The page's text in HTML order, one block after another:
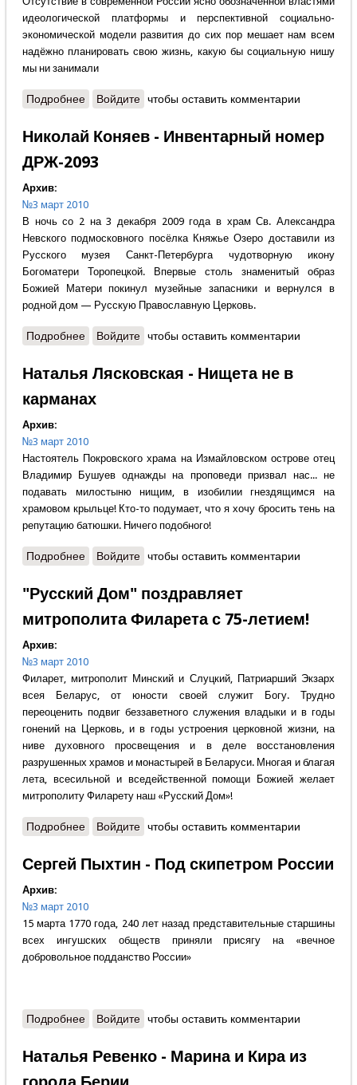
идеологической платформы и перспективной социально-
экономической модели развития до сих пор мешает нам всем
надёжно планировать свою жизнь, какую бы социальную нишу
мы ни занимали
Подробнеео Александр Полетаев - Круг замкнулся
Войдите чтобы оставить комментарии
Николай Коняев - Инвентарный номер
ДРЖ-2093
Архив:
№3 март 2010
В ночь со 2 на 3 декабря 2009 года в храм Св. Александра
Невского подмосковного посёлка Княжье Озеро доставили из
Русского музея Санкт-Петербурга чудотворную икону
Богоматери Торопецкой. Впервые столь знаменитый образ
Божией Матери покинул музейные запасники и вернулся в
родной дом — Русскую Православную Церковь.
Подробнеео Николай Коняев - Инвентарный номер ДРЖ-2093
Войдите чтобы оставить комментарии
Наталья Лясковская - Нищета не в
карманах
Архив:
№3 март 2010
Настоятель Покровского храма на Измайловском острове отец
Владимир Бушуев однажды на проповеди призвал нас... не
подавать милостыню нищим, в изобилии гнездящимся на
храмовом крыльце! Кто-то подумает, что я хочу бросить тень на
репутацию батюшки. Ничего подобного!
Подробнеео Наталья Лясковская - Нищета не в карманах
Войдите чтобы оставить комментарии
"Русский Дом" поздравляет
митрополита Филарета с 75-летием!
Архив:
№3 март 2010
Филарет, митрополит Минский и Слуцкий, Патриарший Экзарх
всея Беларус, от юности своей служит Богу. Трудно
переоценить подвиг беззаветного служения владыки и в годы
гонений на Церковь, и в годы устроения церковной жизни, на
ниве духовного просвещения и в деле восстановления
разрушенных храмов и монастырей в Беларуси. Многая и благая
лета, всесильной и вседейственной помощи Божией желает
митрополиту Филарету наш «Русский Дом»!
Подробнеео "Русский Дом" поздравляет митрополита
Войдите чтобы оставить комментарии
Сергей Пыхтин - Под скипетром России
Архив:
№3 март 2010
15 марта 1770 года, 240 лет назад представительные старшины
всех ингушских обществ приняли присягу на «вечное
добровольное подданство России»
Подробнеео Сергей Пыхтин - Под скипетром России
Войдите чтобы оставить комментарии
Наталья Ревенко - Марина и Кира из